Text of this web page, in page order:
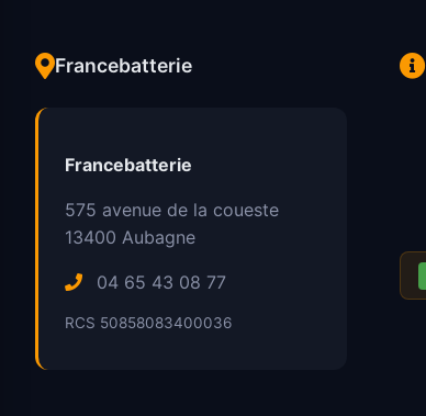
Francebatterie
Francebatterie
575 avenue de la coueste
13400 Aubagne
04 65 43 08 77
RCS 50858083400036